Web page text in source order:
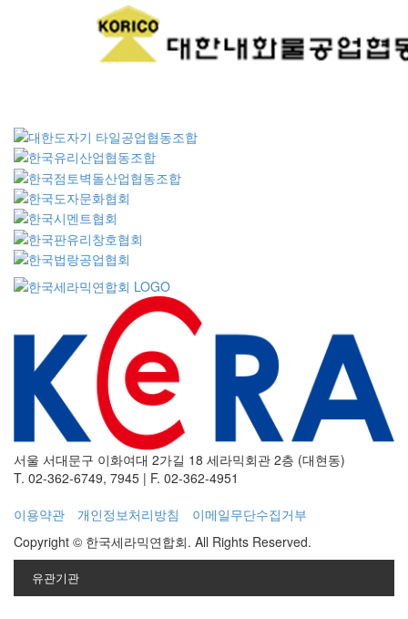
서울 서대문구 이화여대 2가길 18 세라믹회관 2층 (대현동)
T. 02-362-6749, 7945 | F. 02-362-4951
이용약관
개인정보처리방침
이메일무단수집거부
Copyright © 한국세라믹연합회. All Rights Reserved.
유관기관